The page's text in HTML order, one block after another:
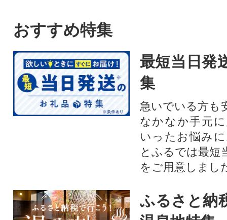
おすすめ特集
最短当日発
集
急いでいる方も
なかなか手元
いったお悩み
とふるでは最短
をご用意しまし
ふるさと納